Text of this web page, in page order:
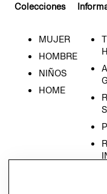
Colecciones
MUJER
HOMBRE
NIÑOS
HOME